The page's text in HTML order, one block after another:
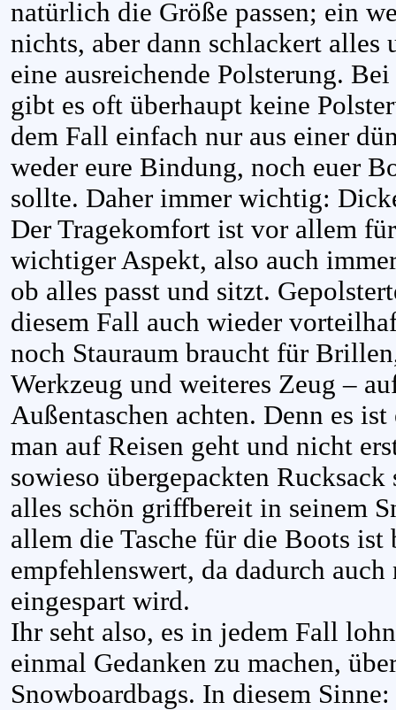
natürlich die Größe passen; ein
nichts, aber dann schlackert
eine ausreichende Polsterung.
gibt es oft überhaupt keine
dem Fall einfach nur aus einer
weder eure Bindung, noch euer
sollte. Daher immer wichtig:
Der Tragekomfort ist vor allem
wichtiger Aspekt, also auch
ob alles passt und sitzt.
diesem Fall auch wieder
noch Stauraum braucht für
Werkzeug und weiteres Zeug –
Außentaschen achten. Denn es
man auf Reisen geht und nicht
sowieso übergepackten Rucksack
alles schön griffbereit in seinem
allem die Tasche für die Boots ist
empfehlenswert, da dadurch
eingespart wird.
Ihr seht also, es in jedem Fall
einmal Gedanken zu machen,
Snowboardbags. In diesem